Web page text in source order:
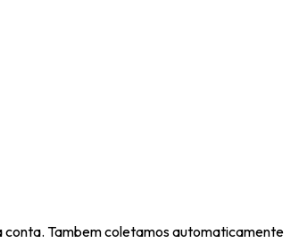
conta. Tambem coletamos automaticamente